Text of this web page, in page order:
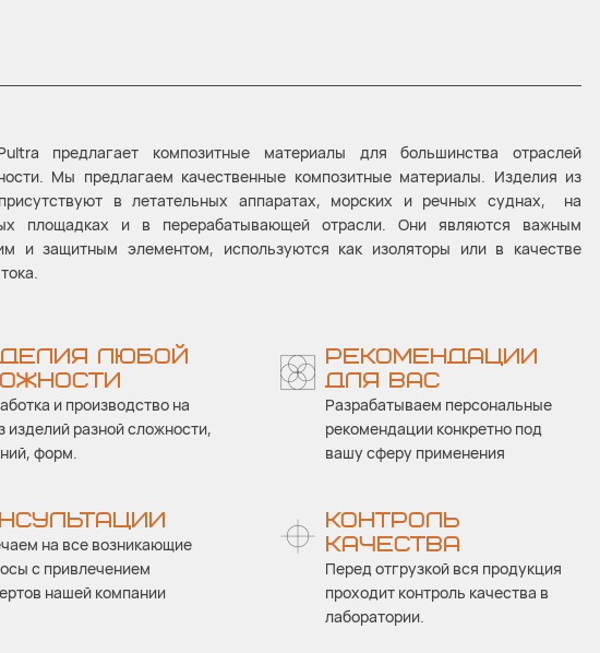
предлагает композитные материалы для большинства отраслей
Мы предлагаем качественные композитные материалы. Изделия из
в летательных аппаратах, морских и речных суднах, на
площадках и в перерабатывающей отрасли. Они являются важным
и защитным элементом, используются как изоляторы или в качестве
ЛЮБОЙ
и производство на
изделий разной сложности,
форм.
РЕКОМЕНДАЦИИ
ДЛЯ ВАС
Разрабатываем персональные
рекомендации конкретно под
вашу сферу применения
на все возникающие
с привлечением
нашей компании
КОНТРОЛЬ
КАЧЕСТВА
Перед отгрузкой вся продукция
проходит контроль качества в
лаборатории.